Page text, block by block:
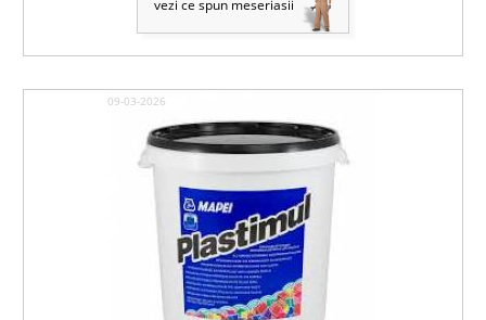
vezi ce spun meseriasii
09-03-2026